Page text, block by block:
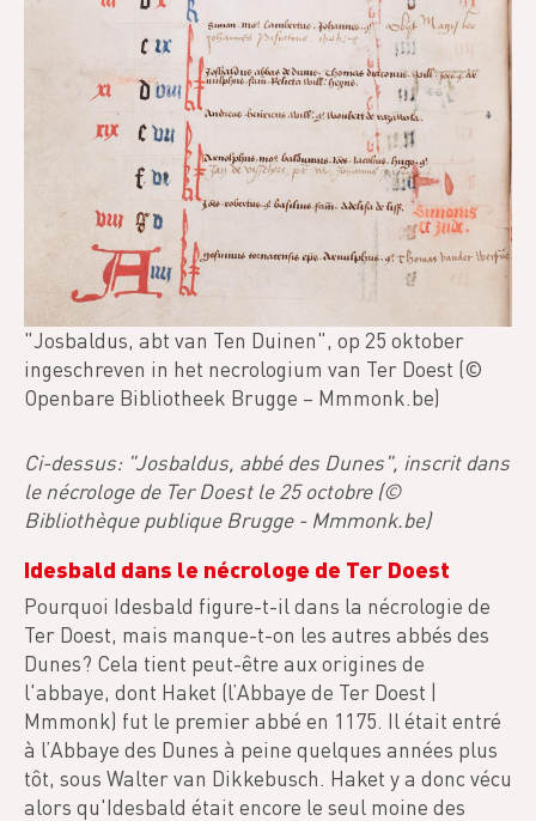
"Josbaldus, abt van Ten Duinen", op 25 oktober
ingeschreven in het necrologium van Ter Doest (©
Openbare Bibliotheek Brugge – Mmmonk.be)
Ci-dessus: "Josbaldus, abbé des Dunes", inscrit dans
le nécrologe de Ter Doest le 25 octobre (©
Bibliothèque publique Brugge - Mmmonk.be)
Idesbald dans le nécrologe de Ter Doest
Pourquoi Idesbald figure-t-il dans la nécrologie de
Ter Doest, mais manque-t-on les autres abbés des
Dunes? Cela tient peut-être aux origines de
l'abbaye, dont Haket (l’Abbaye de Ter Doest |
Mmmonk) fut le premier abbé en 1175. Il était entré
à l’Abbaye des Dunes à peine quelques années plus
tôt, sous Walter van Dikkebusch. Haket y a donc vécu
alors qu'Idesbald était encore le seul moine des